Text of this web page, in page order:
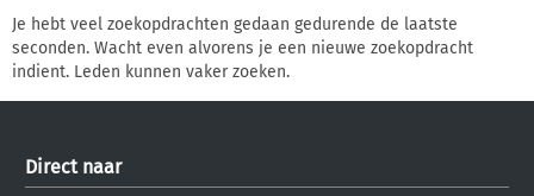
Je hebt veel zoekopdrachten gedaan gedurende de laatste
seconden. Wacht even alvorens je een nieuwe zoekopdracht
indient. Leden kunnen vaker zoeken.
Direct naar